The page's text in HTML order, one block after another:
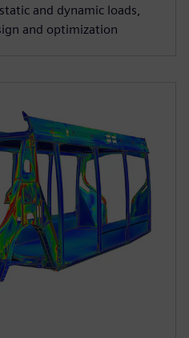
and dynamic loads,
and optimization